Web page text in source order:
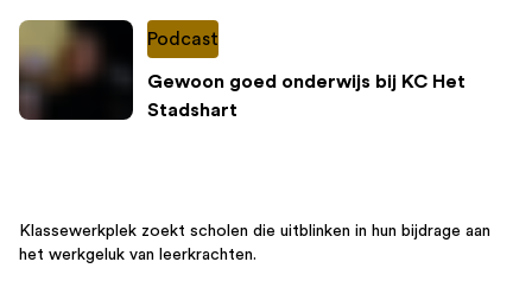
Podcast
Gewoon goed onderwijs bij KC Het
Stadshart
Klassewerkplek zoekt scholen die uitblinken in hun bijdrage aan
het werkgeluk van leerkrachten.